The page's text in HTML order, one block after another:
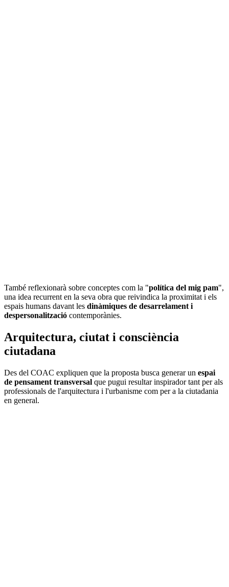
També reflexionarà sobre conceptes com la "política del mig pam",
una idea recurrent en la seva obra que reivindica la proximitat i els
espais humans davant les dinàmiques de desarrelament i
despersonalització contemporànies.
Arquitectura, ciutat i consciència
ciutadana
Des del COAC expliquen que la proposta busca generar un espai
de pensament transversal que pugui resultar inspirador tant per als
professionals de l'arquitectura i l'urbanisme com per a la ciutadania
en general.